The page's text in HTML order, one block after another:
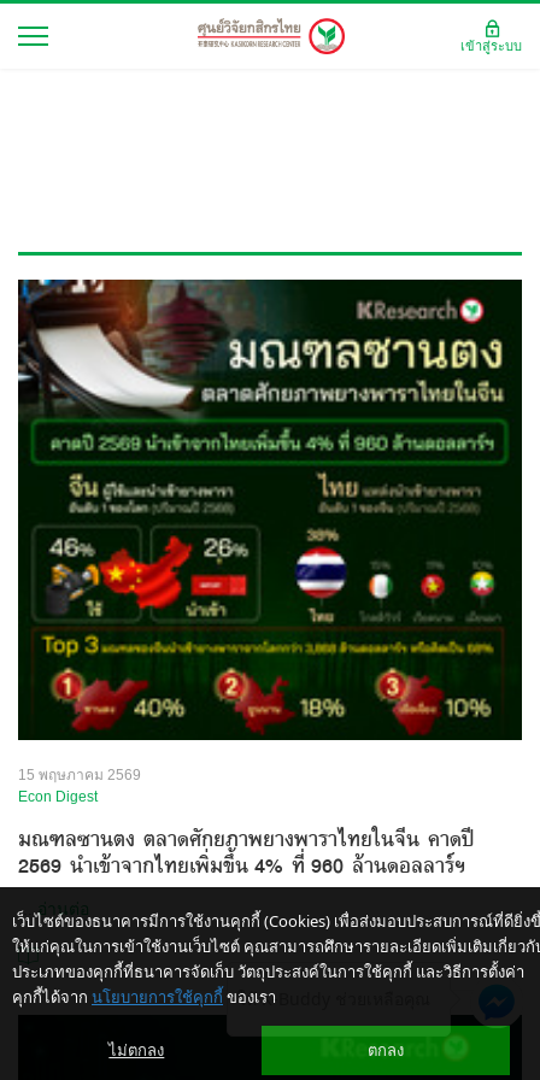
15 พฤษภาคม 2569
Econ Digest
มณฑลซานตง ตลาดศักยภาพยางพาราไทยในจีน คาดปี
2569 นำเข้าจากไทยเพิ่มขึ้น 4% ที่ 960 ล้านดอลลาร์ฯ
...อ่านต่อ
เว็บไซต์ของธนาคารมีการใช้งานคุกกี้ (Cookies) เพื่อส่งมอบประสบการณ์ที่ดียิ่ง
ให้แก่คุณในการเข้าใช้งานเว็บไซต์ คุณสามารถศึกษารายละเอียดเพิ่มเติมเกี่ยวกั
ประเภทของคุกกี้ที่ธนาคารจัดเก็บ วัตถุประสงค์ในการใช้คุกกี้ และวิธีการตั้งค่า
คุกกี้ได้จาก นโยบายการใช้คุกกี้ ของเรา
ไม่ตกลง ตกลง
เข้าสู่ระบบ
ให้ K-Buddy ช่วยเหลือคุณ